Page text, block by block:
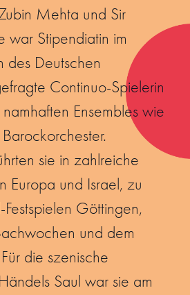
Mehta und Sir
war Stipendiatin im
des Deutschen
Continuo-Spielerin
Ensembles wie
sie in zahlreiche
Europa und Israel, zu
Göttingen,
und dem
die szenische
Saul war sie am